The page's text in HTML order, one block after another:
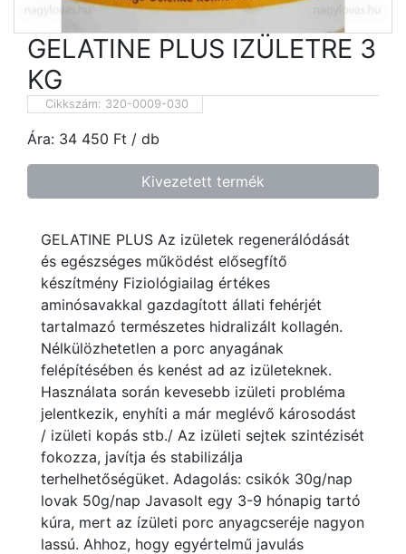
GELATINE PLUS IZÜLETRE 3
KG
Cikkszám: 320-0009-030
Ára: 34 450 Ft / db
Kivezetett termék
GELATINE PLUS Az izületek regenerálódását
és egészséges működést elősegfítő
készítmény Fiziológiailag értékes
aminósavakkal gazdagított állati fehérjét
tartalmazó természetes hidralizált kollagén.
Nélkülözhetetlen a porc anyagának
felépítésében és kenést ad az izületeknek.
Használata során kevesebb izületi probléma
jelentkezik, enyhíti a már meglévő károsodást
/ izületi kopás stb./ Az izületi sejtek szintézisét
fokozza, javítja és stabilizálja
terhelhetőségüket. Adagolás: csikók 30g/nap
lovak 50g/nap Javasolt egy 3-9 hónapig tartó
kúra, mert az ízületi porc anyagcseréje nagyon
lassú. Ahhoz, hogy egyértelmű javulás